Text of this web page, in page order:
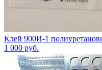
Клей 900И-1
1 000 руб.